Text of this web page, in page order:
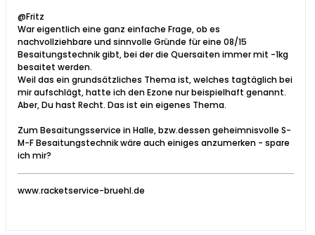
@Fritz
War eigentlich eine ganz einfache Frage, ob es
nachvollziehbare und sinnvolle Gründe für eine 08/15
Besaitungstechnik gibt, bei der die Quersaiten immer mit -1kg
besaitet werden.
Weil das ein grundsätzliches Thema ist, welches tagtäglich bei
mir aufschlägt, hatte ich den Ezone nur beispielhaft genannt.
Aber, Du hast Recht. Das ist ein eigenes Thema.
Zum Besaitungsservice in Halle, bzw.dessen geheimnisvolle S-
M-F Besaitungstechnik wäre auch einiges anzumerken - spare
ich mir?
www.racketservice-bruehl.de